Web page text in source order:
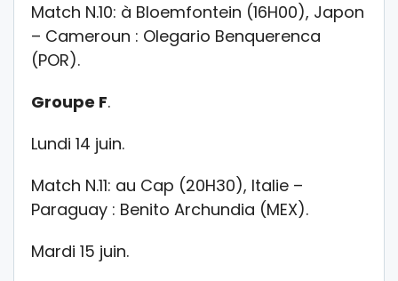
Match N.10: à Bloemfontein (16H00), Japon
– Cameroun : Olegario Benquerenca
(POR).
Groupe F.
Lundi 14 juin.
Match N.11: au Cap (20H30), Italie –
Paraguay : Benito Archundia (MEX).
Mardi 15 juin.